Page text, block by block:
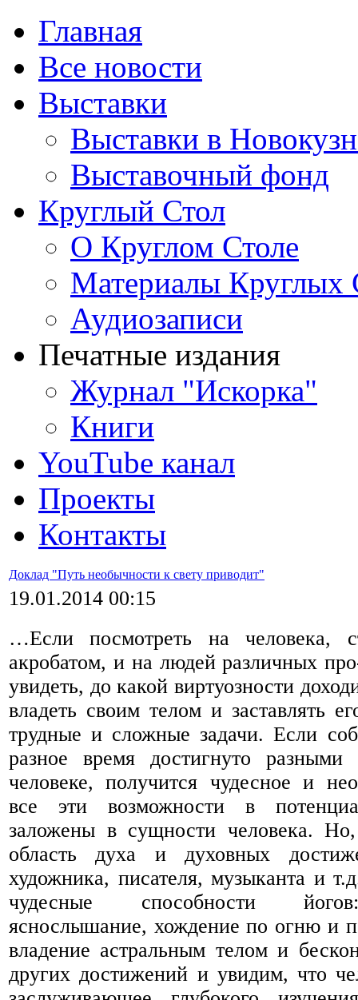
Главная
Все новости
Выставки
Выставки в
Выставочный фонд
Круглый Стол
О Круглом Столе
Материалы Круглых
Аудиозаписи
Печатные издания
Журнал "Искорка"
Книги
YouTube канал
Проекты
Контакты
Доклад "Путь необычности к свету приводит"
19.01.2014 00:15
…Если посмотреть на человека,
акробатом, и на людей различных
увидеть, до какой виртуозности
владеть своим телом и заставлять
трудные и сложные задачи. Если
разное время достигнуто
человеке, получится чудесное и
все эти возможности в
заложены в сущности человека.
область духа и духовных
художника, писателя, музыканта и
чудесные способности
яснослышание, хождение по огню и
владение астральным телом и
других достижений и увидим, что